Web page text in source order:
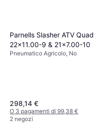
Parnells Slasher ATV Quad
22x11.00-9 & 21x7.00-10
Pneumatico Agricolo, No
298,14 €
O 3 pagamenti di 99,38 €
2 negozi